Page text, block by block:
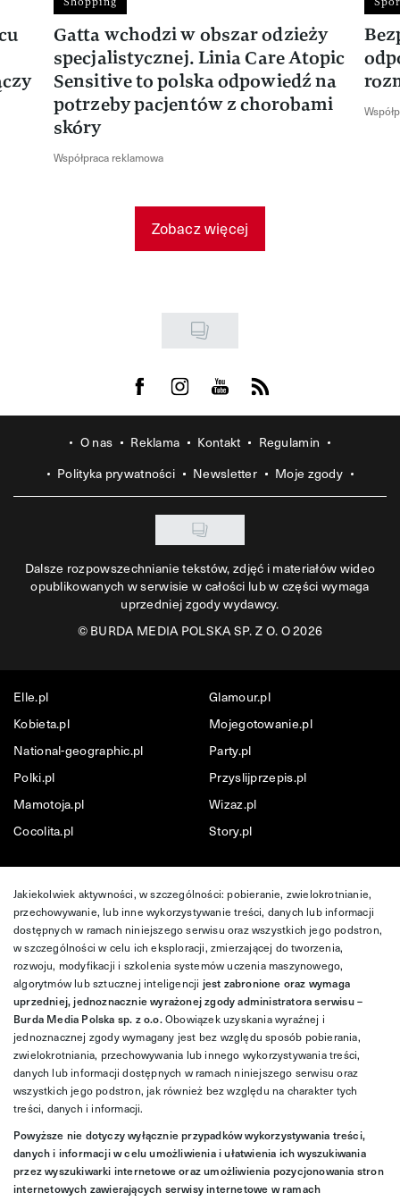
Gatta wchodzi w obszar odzieży
specjalistycznej. Linia Care Atopic
Sensitive to polska odpowiedź na
potrzeby pacjentów z chorobami
skóry
Współpraca reklamowa
Zobacz więcej
Visit us on Facebook
Visit us on Instagram
Visit us on Youtube
Visit us on Rss
O nas Reklama Kontakt
Regulamin
Polityka prywatności
Newsletter Moje zgody
Dalsze rozpowszechnianie tekstów, zdjęć i materiałów wideo
opublikowanych w serwisie w całości lub w części wymaga
uprzedniej zgody wydawcy.
©BURDA MEDIA POLSKA SP. Z O. O 2026
Elle.pl
Glamour.pl
Kobieta.pl
Mojegotowanie.pl
National-geographic.pl
Party.pl
Polki.pl
Przyslijprzepis.pl
Mamotoja.pl
Wizaz.pl
Cocolita.pl
Story.pl
Jakiekolwiek aktywności, w szczególności: pobieranie, zwielokrotnianie,
przechowywanie, lub inne wykorzystywanie treści, danych lub informacji
dostępnych w ramach niniejszego serwisu oraz wszystkich jego podstron,
w szczególności w celu ich eksploracji, zmierzającej do tworzenia,
rozwoju, modyfikacji i szkolenia systemów uczenia maszynowego,
algorytmów lub sztucznej inteligencji jest zabronione oraz wymaga
uprzedniej, jednoznacznie wyrażonej zgody administratora serwisu –
Burda Media Polska sp. z o.o.Obowiązek uzyskania wyraźnej i
jednoznacznej zgody wymagany jest bez względu sposób pobierania,
zwielokrotniania, przechowywania lub innego wykorzystywania treści,
danych lub informacji dostępnych w ramach niniejszego serwisu oraz
wszystkich jego podstron, jak również bez względu na charakter tych
treści, danych i informacji.
Powyższe nie dotyczy wyłącznie przypadków wykorzystywania treści,
danych i informacji w celu umożliwienia i ułatwienia ich wyszukiwania
przez wyszukiwarki internetowe oraz umożliwienia pozycjonowania stron
internetowych zawierających serwisy internetowe w ramach